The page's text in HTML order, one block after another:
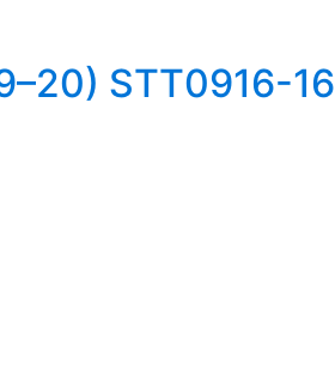
STT0916-16